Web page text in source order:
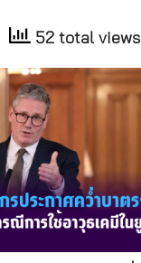
52 total views